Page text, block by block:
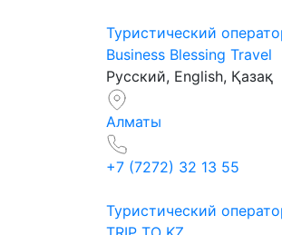
Туристический
Business Blessing Travel
Русский, English, Қазақ
Алматы
+7 (7272) 32 13 55
Туристический